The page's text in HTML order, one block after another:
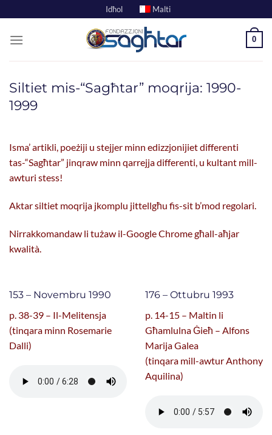
to
content
Idħol Malti
0
Siltiet mis-“Sagħtar” moqrija: 1990-
1999
Isma’ artikli, poeżiji u stejjer minn edizzjonijiet differenti
tas-“Sagħtar” jinqraw minn qarrejja differenti, u kultant mill-
awturi stess!
Aktar siltiet moqrija jkomplu jittellgħu fis-sit b’mod regolari.
Nirrakkomandaw li tużaw il-Google Chrome għall-aħjar
kwalità.
153 – Novembru 1990
p. 38-39 – Il-Melitensja
(tinqara minn Rosemarie
Dalli)
176 – Ottubru 1993
p. 14-15 – Maltin li
Għamlulna Ġieħ – Alfons
Marija Galea
(tinqara mill-awtur Anthony
Aquilina)